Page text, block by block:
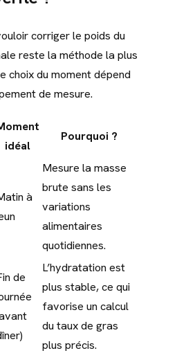
corriger le poids du
reste la méthode la plus
choix du moment dépend
de mesure.
idéal
Pourquoi ?
à
Mesure la masse
brute sans les
variations
alimentaires
quotidiennes.
de
L’hydratation est
plus stable, ce qui
favorise un calcul
du taux de gras
plus précis.